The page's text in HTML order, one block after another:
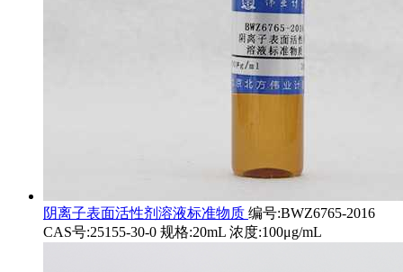
阴离子表面活性剂溶液标准物质 编号:BWZ6765-2016
CAS号:25155-30-0 规格:20mL 浓度:100μg/mL